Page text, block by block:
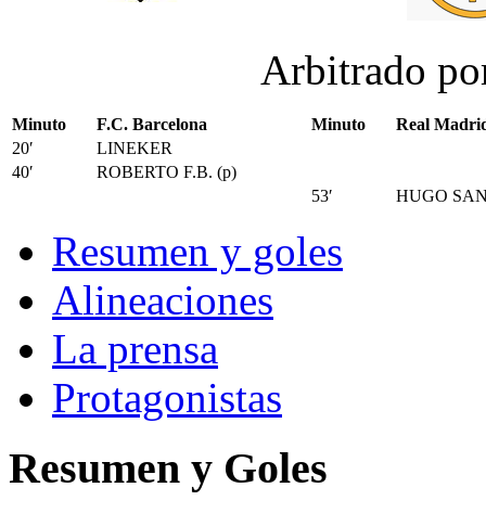
Arbitrado
Minuto F.C. Barcelona Minuto
Real
20′
LINEKER
40′
ROBERTO F.B. (p)
53′
HUGO
Resumen y goles
Alineaciones
La prensa
Protagonistas
Resumen y Goles